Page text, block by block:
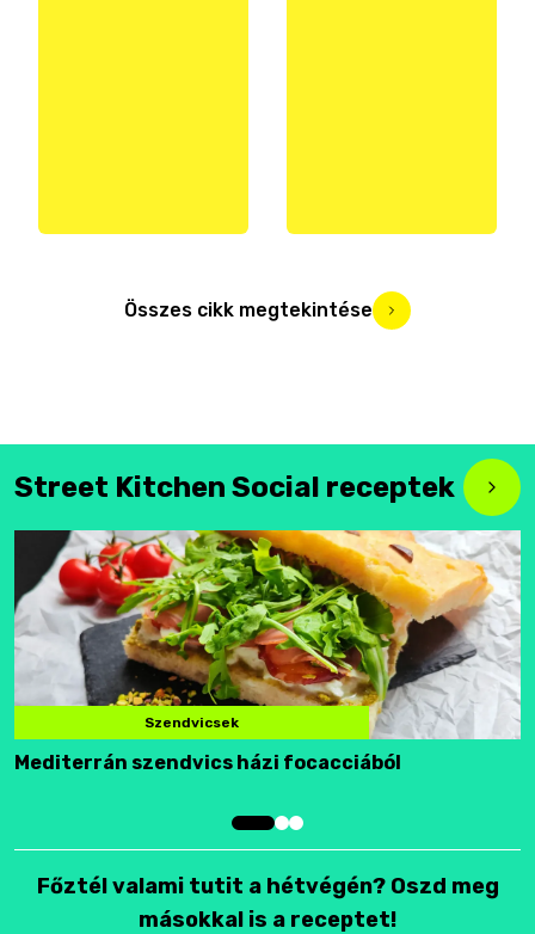
Összes cikk megtekintése
Street Kitchen Social receptek
Szendvicsek
Mediterrán szendvics házi focacciából
Főztél valami tutit a hétvégén? Oszd meg
másokkal is a receptet!